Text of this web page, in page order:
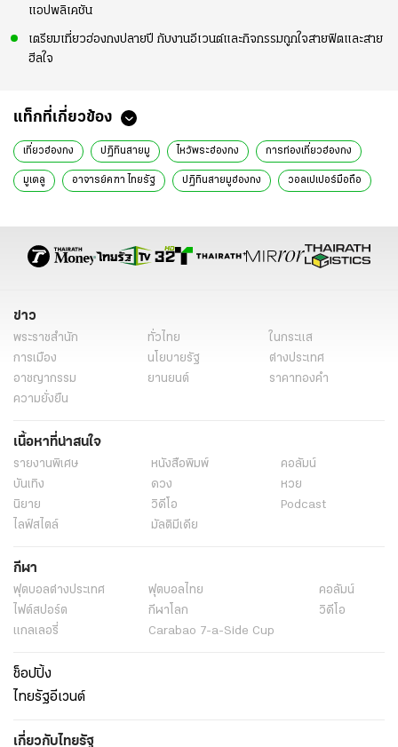
แอปพลิเคชัน
เตรียมเที่ยวฮ่องกงปลายปี กับงานอีเวนต์และกิจกรรมถูกใจสายฟิตและสาย
ฮีลใจ
แท็กที่เกี่ยวข้อง
เที่ยวฮ่องกง ปฏิทินสายมู ไหว้พระฮ่องกง การท่องเที่ยวฮ่องกง
มูเตลู อาจารย์คฑา ไทยรัฐ ปฏิทินสายมูฮ่องกง วอลเปเปอร์มือถือ
ฮวงจุ้ยดี เรื่องเด่น เรื่องเด่นวันนี้
ข่าว
พระราชสำนัก ทั่วไทย
ในกระแส
การเมือง
นโยบายรัฐ
ต่างประเทศ
อาชญากรรม
ยานยนต์
ราคาทองคำ
ความยั่งยืน
เนื้อหาที่น่าสนใจ
รายงานพิเศษ หนังสือพิมพ์
คอลัมน์
บันเทิง
ดวง
หวย
นิยาย
วิดีโอ
Podcast
ไลฟ์สไตล์
มัลติมีเดีย
กีฬา
ฟุตบอลต่่างประเทศ ฟุตบอลไทย
คอลัมน์
ไฟต์สปอร์ต
กีฬาโลก
วิดีโอ
แกลเลอรี่
Carabao 7-a-Side Cup
ช็อปปิ้ง
ไทยรัฐอีเวนต์
เกี่ยวกับไทยรัฐ